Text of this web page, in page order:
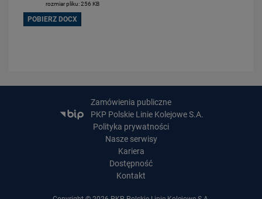
rozmiar pliku: 256 KB
POBIERZ DOCX
Zamówienia publiczne
PKP Polskie Linie Kolejowe S.A.
Polityka prywatności
Nasze serwisy
Kariera
Dostępność
Kontakt